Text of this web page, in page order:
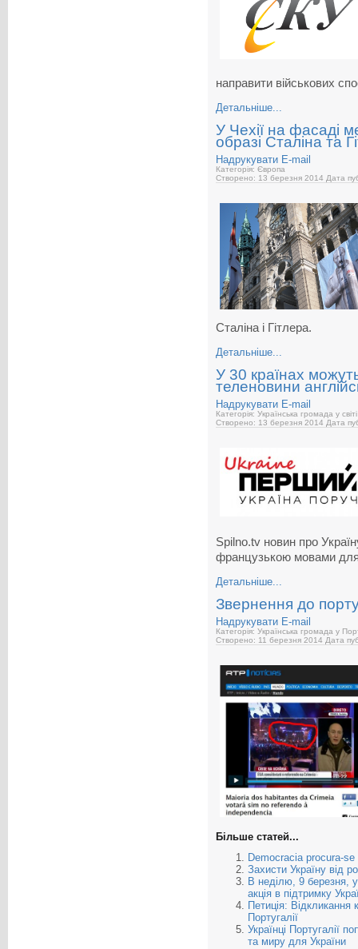
направити військових
Детальніше...
У Чехії на фасаді
образі Сталіна та
Надрукувати E-mail
Категорія: Європа
Створено: 13 березня 2014 Дата
Сталіна і Гітлера.
Детальніше...
У 30 країнах можуть
теленовини
Надрукувати E-mail
Категорія: Українська громада у світі
Створено: 13 березня 2014 Дата
Spilno.tv новин про
французькою мовами
Детальніше...
Звернення до
Надрукувати E-mail
Категорія: Українська громада у
Створено: 11 березня 2014 Дата
Більше статей...
Democracia procura-se
Захисти Україну від
В неділю, 9 березня,
акція в підтримку
Петиція: Відкликання
Португалії
Українці Португалії
та миру для України